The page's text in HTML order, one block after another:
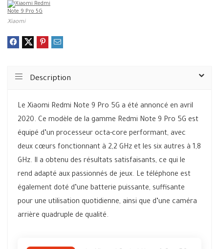
Xiaomi
Description
Le Xiaomi Redmi Note 9 Pro 5G a été annoncé en avril
2020. Ce modèle de la gamme Redmi Note 9 Pro 5G est
équipé d’un processeur octa-core performant, avec
deux cœurs fonctionnant à 2,2 GHz et les six autres à 1,8
GHz. Il a obtenu des résultats satisfaisants, ce qui le
rend adapté aux passionnés de jeux. Le téléphone est
également doté d’une batterie puissante, suffisante
pour une utilisation quotidienne, ainsi que d’une caméra
arrière quadruple de qualité.